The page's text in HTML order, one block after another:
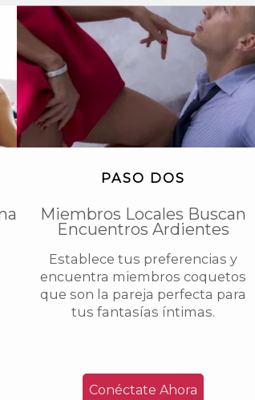
PASO DOS
Miembros Locales Buscan
Encuentros Ardientes
Establece tus preferencias y
encuentra miembros coquetos
que son la pareja perfecta para
tus fantasías íntimas.
Conéctate Ahora